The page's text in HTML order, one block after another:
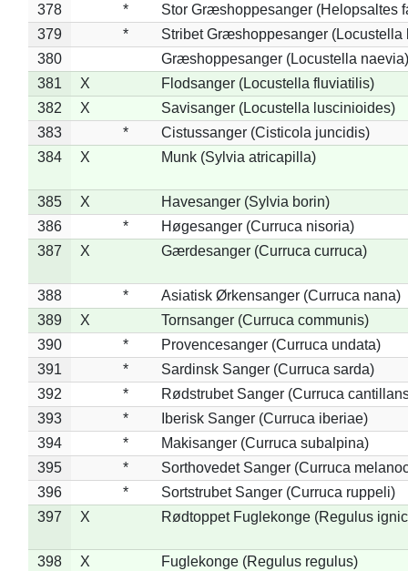
378
*
Stor Græshoppesanger (Helopsaltes
379
*
Stribet Græshoppesanger (Locustella
380
Græshoppesanger (Locustella naevia)
381
X
Flodsanger (Locustella fluviatilis)
382
X
Savisanger (Locustella luscinioides)
383
*
Cistussanger (Cisticola juncidis)
384
X Munk (Sylvia atricapilla)
385 X
Havesanger (Sylvia borin)
386
*
Høgesanger (Curruca nisoria)
387
X Gærdesanger (Curruca curruca)
388 *
Asiatisk Ørkensanger (Curruca nana)
389
X
Tornsanger (Curruca communis)
390
*
Provencesanger (Curruca undata)
391
*
Sardinsk Sanger (Curruca sarda)
392
*
Rødstrubet Sanger (Curruca
393
*
Iberisk Sanger (Curruca iberiae)
394
*
Makisanger (Curruca subalpina)
395
*
Sorthovedet Sanger (Curruca
396
*
Sortstrubet Sanger (Curruca ruppeli)
397
X Rødtoppet Fuglekonge (Regulus
398 X Fuglekonge (Regulus regulus)